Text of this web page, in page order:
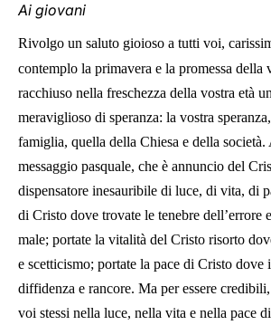
Ai giovani
Rivolgo un saluto gioioso a tutti voi,
contemplo la primavera e la promessa della
racchiuso nella freschezza della vostra età
meraviglioso di speranza: la vostra
famiglia, quella della Chiesa e della
messaggio pasquale, che è annuncio del
dispensatore inesauribile di luce, di vita, di
di Cristo dove trovate le tenebre dell’errore
male; portate la vitalità del Cristo risorto
e scetticismo; portate la pace di Cristo dove
diffidenza e rancore. Ma per essere
voi stessi nella luce, nella vita e nella pace